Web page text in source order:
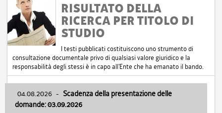
RISULTATO DELLA
RICERCA PER TITOLO DI
STUDIO
I testi pubblicati costituiscono uno strumento di
consultazione documentale privo di qualsiasi valore giuridico e la
responsabilità degli stessi è in capo all'Ente che ha emanato il bando.
04.08.2026 - Scadenza della presentazione delle
domande: 03.09.2026